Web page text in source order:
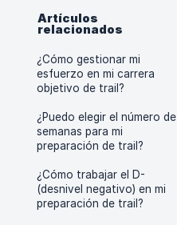
Artículos
relacionados
¿Cómo gestionar mi
esfuerzo en mi carrera
objetivo de trail?
¿Puedo elegir el número de
semanas para mi
preparación de trail?
¿Cómo trabajar el D-
(desnivel negativo) en mi
preparación de trail?